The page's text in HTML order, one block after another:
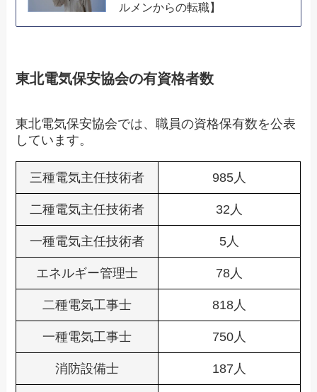
ルメンからの転職】
東北電気保安協会の有資格者数
東北電気保安協会では、職員の資格保有数を公表
しています。
三種電気主任技術者 985人
二種電気主任技術者 32人
一種電気主任技術者 5人
エネルギー管理士 78人
二種電気工事士 818人
一種電気工事士 750人
消防設備士 187人